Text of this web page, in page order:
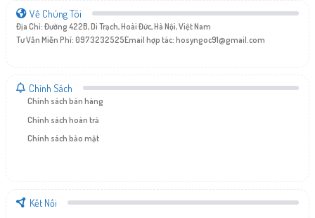
Về Chúng Tôi
Địa Chỉ: Đường 422B, Di Trạch, Hoài Đức, Hà Nội, Việt Nam
Tư Vấn Miễn Phí: 0973232525Email hợp tác: hosyngoc91@gmail.com
Chính Sách
Chính sách bán hàng
Chính sách hoàn trả
Chính sách bảo mật
Kết Nối